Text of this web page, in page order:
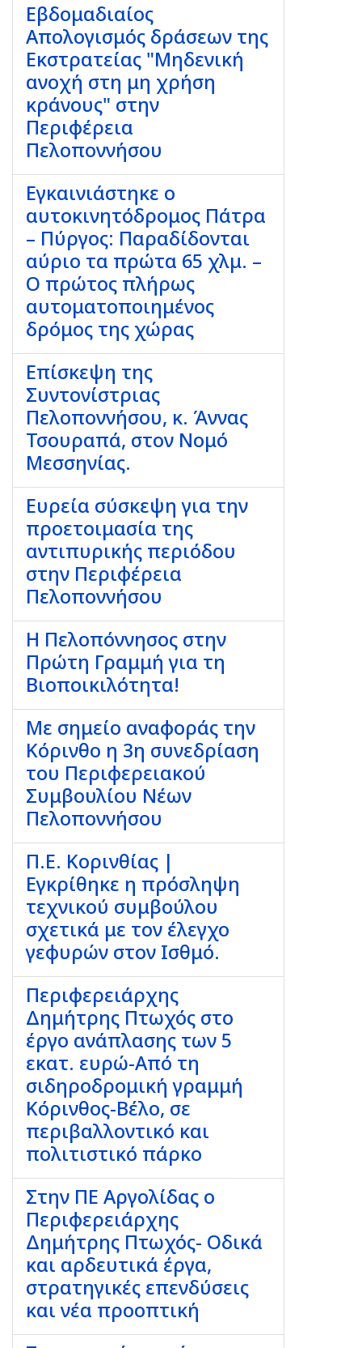
Εβδομαδιαίος
Απολογισμός δράσεων της
Εκστρατείας "Μηδενική
ανοχή στη μη χρήση
κράνους" στην
Περιφέρεια
Πελοποννήσου
Εγκαινιάστηκε ο
αυτοκινητόδρομος Πάτρα
– Πύργος: Παραδίδονται
αύριο τα πρώτα 65 χλμ. –
Ο πρώτος πλήρως
αυτοματοποιημένος
δρόμος της χώρας
Επίσκεψη της
Συντονίστριας
Πελοποννήσου, κ. Άννας
Τσουραπά, στον Νομό
Μεσσηνίας.
Ευρεία σύσκεψη για την
προετοιμασία της
αντιπυρικής περιόδου
στην Περιφέρεια
Πελοποννήσου
Η Πελοπόννησος στην
Πρώτη Γραμμή για τη
Βιοποικιλότητα!
Με σημείο αναφοράς την
Κόρινθο η 3η συνεδρίαση
του Περιφερειακού
Συμβουλίου Νέων
Πελοποννήσου
Π.Ε. Κορινθίας |
Εγκρίθηκε η πρόσληψη
τεχνικού συμβούλου
σχετικά με τον έλεγχο
γεφυρών στον Ισθμό.
Περιφερειάρχης
Δημήτρης Πτωχός στο
έργο ανάπλασης των 5
εκατ. ευρώ-Από τη
σιδηροδρομική γραμμή
Κόρινθος-Βέλο, σε
περιβαλλοντικό και
πολιτιστικό πάρκο
Στην ΠΕ Αργολίδας ο
Περιφερειάρχης
Δημήτρης Πτωχός- Οδικά
και αρδευτικά έργα,
στρατηγικές επενδύσεις
και νέα προοπτική